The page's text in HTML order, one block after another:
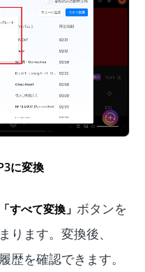
に変換
「すべて変換」 ボタンを
ります。変換後、
歴を確認できます。